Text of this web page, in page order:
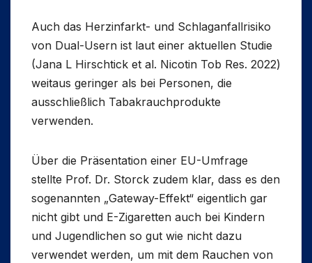
Auch das Herzinfarkt- und Schlaganfallrisiko
von Dual-Usern ist laut einer aktuellen Studie
(Jana L Hirschtick et al. Nicotin Tob Res. 2022)
weitaus geringer als bei Personen, die
ausschließlich Tabakrauchprodukte
verwenden.
Über die Präsentation einer EU-Umfrage
stellte Prof. Dr. Storck zudem klar, dass es den
sogenannten „Gateway-Effekt“ eigentlich gar
nicht gibt und E-Zigaretten auch bei Kindern
und Jugendlichen so gut wie nicht dazu
verwendet werden, um mit dem Rauchen von